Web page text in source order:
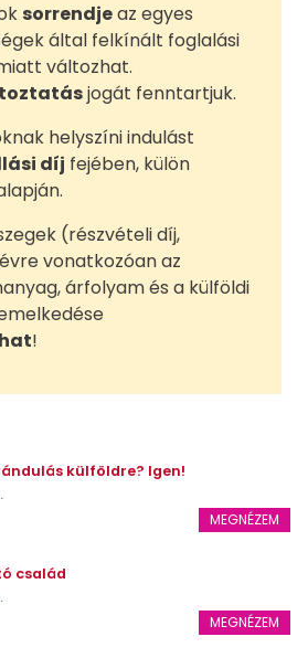
sorrendjeaz egyes
által felkínált foglalási
változhat.
jogát fenntartjuk.
helyszíni indulást
díj fejében, külön
(részvételi díj,
vonatkozóan az
árfolyam és a külföldi
!
külföldre? Igen!
MEGNÉZEM
család
MEGNÉZEM